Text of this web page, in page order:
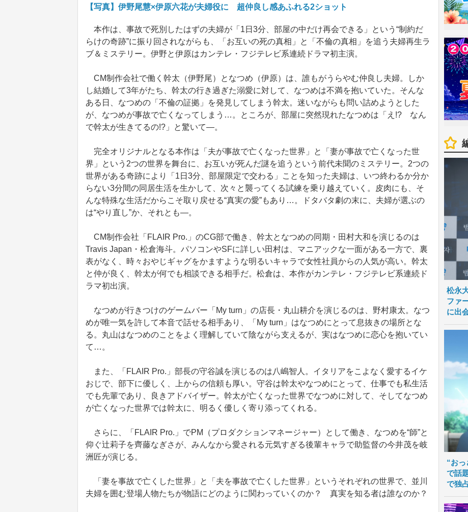
【写真】伊野尾慧×伊原六花が夫婦役に 超仲良し感あふれる2ショット
本作は、事故で死別したはずの夫婦が「1日3分、部屋の中だけ再会できる」という“制約だ
らけの奇跡”に振り回されながらも、「お互いの死の真相」と「不倫の真相」を追う夫婦再生ラ
ブ＆ミステリー。伊野と伊原はカンテレ・フジテレビ系連続ドラマ初主演。
CM制作会社で働く幹太（伊野尾）となつめ（伊原）は、誰もがうらやむ仲良し夫婦。しか
し結婚して3年がたち、幹太の行き過ぎた溺愛に対して、なつめは不満を抱いていた。そんな
ある日、なつめの「不倫の証拠」を発見してしまう幹太。迷いながらも問い詰めようとした
が、なつめが事故で亡くなってしまう…。ところが、部屋に突然現れたなつめは「え!? なん
で幹太が生きてるの!?」と驚いて―。
完全オリジナルとなる本作は「夫が事故で亡くなった世界」と「妻が事故で亡くなった世
界」という2つの世界を舞台に、お互いが死んだ謎を追うという前代未聞のミステリー。2つの
世界がある奇跡により「1日3分、部屋限定で交わる」ことを知った夫婦は、いつ終わるか分か
らない3分間の同居生活を生かして、次々と襲ってくる試練を乗り越えていく。皮肉にも、そ
んな特殊な生活だからこそ取り戻せる“真実の愛”もあり…。ドタバタ劇の末に、夫婦が選ぶの
は“やり直し”か、それとも―。
CM制作会社「FLAIR Pro.」のCG部で働き、幹太となつめの同期・田村大和を演じるのは
Travis Japan・松倉海斗。パソコンやSFに詳しい田村は、マニアックな一面がある一方で、裏
表がなく、時々おやじギャグをかますような明るいキャラで女性社員からの人気が高い。幹太
と仲が良く、幹太が何でも相談できる相手だ。松倉は、本作がカンテレ・フジテレビ系連続ド
ラマ初出演。
なつめが行きつけのゲームバー「My turn」の店長・丸山耕介を演じるのは、野村康太。なつ
めが唯一気を許して本音で話せる相手あり、「My turn」はなつめにとって息抜きの場所とな
る。丸山はなつめのことをよく理解していて陰ながら支えるが、実はなつめに恋心を抱いてい
て…。
また、「FLAIR Pro.」部長の守谷誠を演じるのは八嶋智人。イタリアをこよなく愛するイケ
おじで、部下に優しく、上からの信頼も厚い。守谷は幹太やなつめにとって、仕事でも私生活
でも先輩であり、良きアドバイザー。幹太が亡くなった世界でなつめに対して、そしてなつめ
が亡くなった世界では幹太に、明るく優しく寄り添ってくれる。
さらに、「FLAIR Pro.」でPM（プロダクションマネージャー）として働き、なつめを“師”と
仰ぐ辻莉子を齊藤なぎさが、みんなから愛される元気すぎる後輩キャラで助監督の今井茂を岐
洲匠が演じる。
「妻を事故で亡くした世界」と「夫を事故で亡くした世界」というそれぞれの世界で、並川
夫婦を囲む登場人物たちが物語にどのように関わっていくのか？ 真実を知る者は誰なのか？
松永
ファ
に出
“お
で話
で独